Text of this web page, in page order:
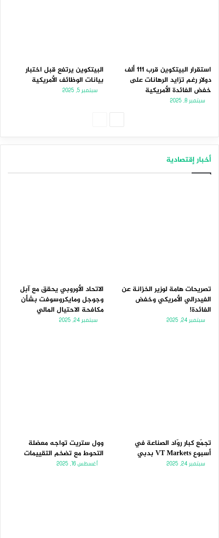
استقرار البيتكوين قرب 111 ألف
دولار رغم تزايد الرهانات على
خفض الفائدة الأمريكية
سبتمبر 8, 2025
البيتكوين يرتفع قبل اختبار
بيانات الوظائف الأمريكية
سبتمبر 5, 2025
أخبار إقتصادية
تصريحات هامة لوزير الخزانة عن
الفيدرالي الأمريكي وخفض
الفائدة!
سبتمبر 24, 2025
الاتحاد الأوروبي يحقق مع آبل
وجوجل ومايكروسوفت بشأن
مكافحة الاحتيال المالي
سبتمبر 24, 2025
تجمّع كبار روّاد الصناعة في
أسبوع VT Markets بدبي
سبتمبر 24, 2025
وول ستريت تواجه معضلة
التحوط مع تضخم التقييمات
أغسطس 16, 2025